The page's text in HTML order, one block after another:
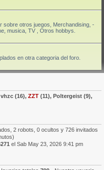
sobre otros juegos, Merchandising, -
musica, TV , Otros hobbys.
en otra categoria del foro.
vhzc (16), ZZT (11), Poltergeist (9),
2 robots, 0 ocultos y 726 invitados
el Sab May 23, 2026 9:41 pm